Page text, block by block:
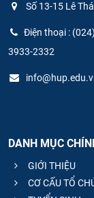
Số 13-15 Lê
Điện thoại :
3933-2332
DANH MỤC
GIỚI THIỆU
CƠ CẤU TỔ